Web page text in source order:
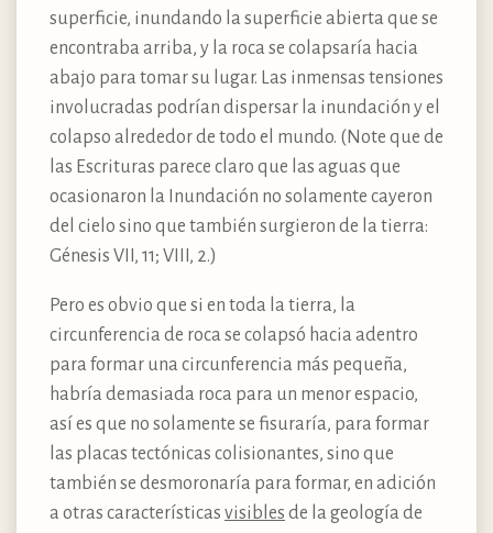
superficie, inundando la superficie abierta que se
encontraba arriba, y la roca se colapsaría hacia
abajo para tomar su lugar. Las inmensas tensiones
involucradas podrían dispersar la inundación y el
colapso alrededor de todo el mundo. (Note que de
las Escrituras parece claro que las aguas que
ocasionaron la Inundación no solamente cayeron
del cielo sino que también surgieron de la tierra:
Génesis VII, 11; VIII, 2.)
Pero es obvio que si en toda la tierra, la
circunferencia de roca se colapsó hacia adentro
para formar una circunferencia más pequeña,
habría demasiada roca para un menor espacio,
así es que no solamente se fisuraría, para formar
las placas tectónicas colisionantes, sino que
también se desmoronaría para formar, en adición
a otras características visibles de la geología de